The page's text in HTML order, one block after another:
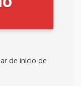
de inicio de